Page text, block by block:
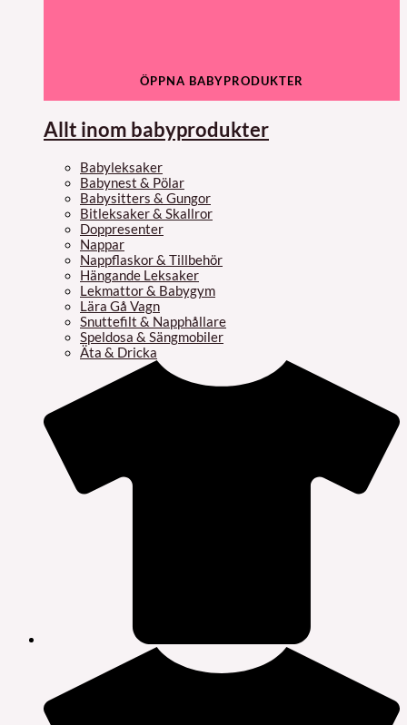
ÖPPNA BABYPRODUKTER
Allt inom babyprodukter
Babyleksaker
Babynest & Pölar
Babysitters & Gungor
Bitleksaker & Skallror
Doppresenter
Nappar
Nappflaskor & Tillbehör
Hängande Leksaker
Lekmattor & Babygym
Lära Gå Vagn
Snuttefilt & Napphållare
Speldosa & Sängmobiler
Äta & Dricka